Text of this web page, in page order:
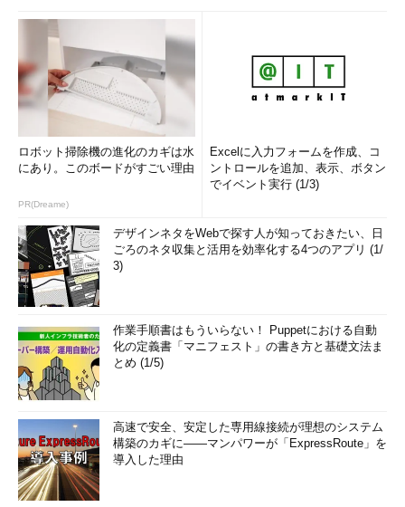
ロボット掃除機の進化のカギは水
にあり。このボードがすごい理由
PR(Dreame)
Excelに入力フォームを作成、コ
ントロールを追加、表示、ボタン
でイベント実行 (1/3)
デザインネタをWebで探す人が知っておきたい、日
ごろのネタ収集と活用を効率化する4つのアプリ (1/
3)
作業手順書はもういらない！ Puppetにおける自動
化の定義書「マニフェスト」の書き方と基礎文法ま
とめ (1/5)
高速で安全、安定した専用線接続が理想のシステム
構築のカギに――マンパワーが「ExpressRoute」を
導入した理由